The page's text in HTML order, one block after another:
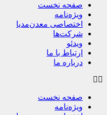
صفحه نخست
ویژه‌نامه
اختصاصی معدن‌مدیا
شرکت‌ها
ویدئو
ارتباط با ما
درباره ما
صفحه نخست
ویژه‌نامه